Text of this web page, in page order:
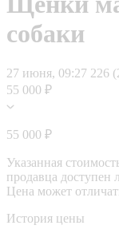
собаки
27 июня, 09:27 226
55 000 ₽
55 000 ₽
Указанная
продавца доступен
Цена может
История цены